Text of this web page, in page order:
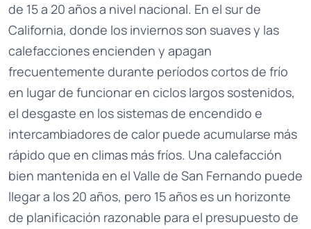
de 15 a 20 años a nivel nacional. En el sur de
California, donde los inviernos son suaves y las
calefacciones encienden y apagan
frecuentemente durante períodos cortos de frío
en lugar de funcionar en ciclos largos sostenidos,
el desgaste en los sistemas de encendido e
intercambiadores de calor puede acumularse más
rápido que en climas más fríos. Una calefacción
bien mantenida en el Valle de San Fernando puede
llegar a los 20 años, pero 15 años es un horizonte
de planificación razonable para el presupuesto de